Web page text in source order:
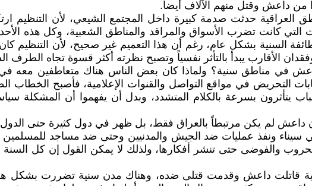
من داعش وقتل منهم الآلاف أيضاً.
حدثت صدمة كبيرة داخل المجتمع الشيعي، لأن التنظيم
التي كانت تضرب الأسواق والمراقد والمناطق الشعبية، وكل هذه
السنية بشكل عام، رغم أن هذا التعميم غير صحيح، لأن التنظيم
الأقارب يبدأ بالتأثر نفسياً وتصبح نظرته أكثر قسوة تجاه الطرف
في مناطق سنية؟ ولماذا كان بعض الناس هناك متعاطفين معه
التحريض في مواقع التواصل والقنوات الإعلامية، فأصبح الخطاب
يتأثرون بسرعة بالكلام المتشدد، وبدل أن يفهموا أن المشكلة
لم يكن مرتبطاً بالعراق فقط، بل ظهر في دول كثيرة حتى
ونفذ عمليات ضد الجيش والمدنيين وحتى ضد مساجد للمسلمين
والفوضى حتى تنشر أفكارها، ولذلك لا يمكن القول إن كل
قاتلت داعش وقدمت قتلى ضده، وهناك مدن سنية تضررت بشكل